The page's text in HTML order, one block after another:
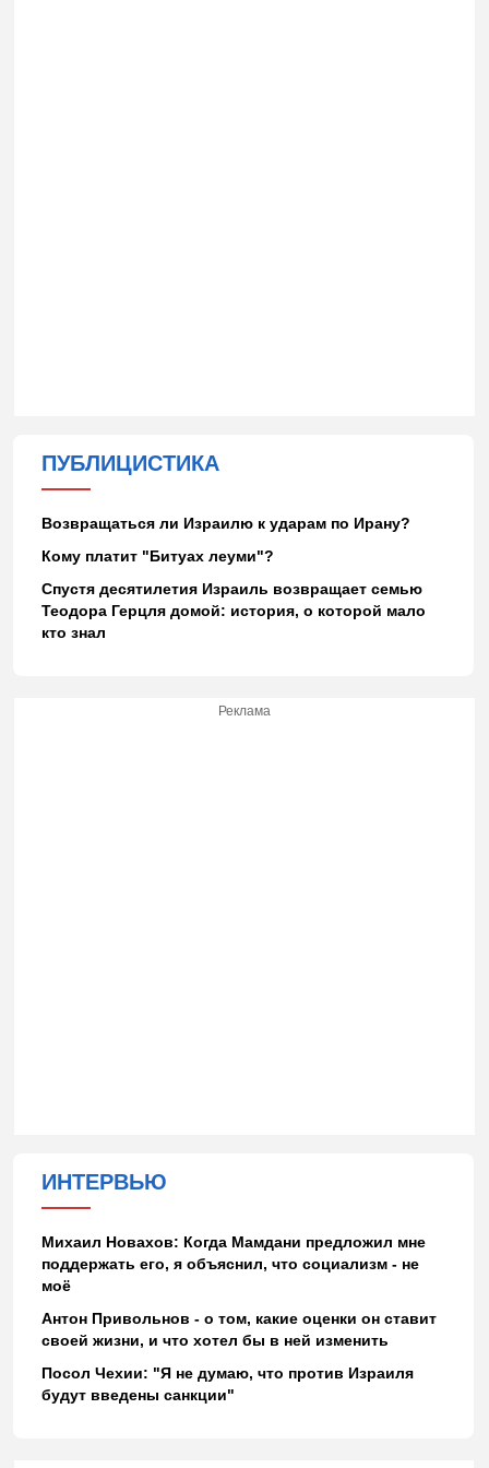
ПУБЛИЦИСТИКА
Возвращаться ли Израилю к ударам по Ирану?
Кому платит "Битуах леуми"?
Спустя десятилетия Израиль возвращает семью
Теодора Герцля домой: история, о которой мало
кто знал
Реклама
ИНТЕРВЬЮ
Михаил Новахов: Когда Мамдани предложил мне
поддержать его, я объяснил, что социализм - не
моё
Антон Привольнов - о том, какие оценки он ставит
своей жизни, и что хотел бы в ней изменить
Посол Чехии: "Я не думаю, что против Израиля
будут введены санкции"